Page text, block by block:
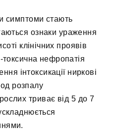
симптоми стають
ознаки ураження
клінічних проявів
токсична нефропатія
інтоксикації ниркові
розпалу
триває від 5 до 7